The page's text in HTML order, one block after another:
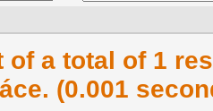
of a total of 1
(0.001